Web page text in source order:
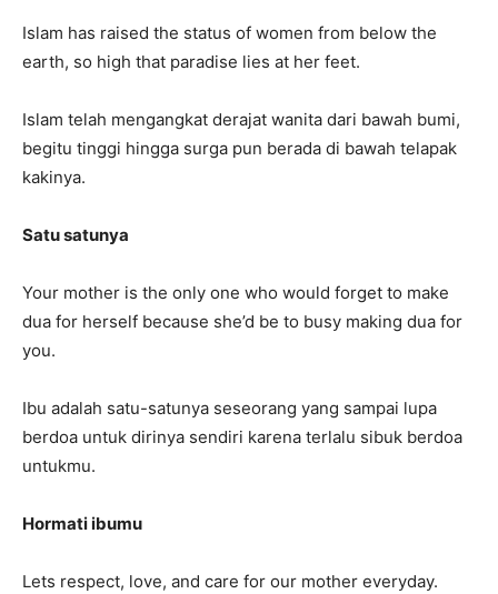
Islam has raised the status of women from below the
earth, so high that paradise lies at her feet.
Islam telah mengangkat derajat wanita dari bawah bumi,
begitu tinggi hingga surga pun berada di bawah telapak
kakinya.
Satu satunya
Your mother is the only one who would forget to make
dua for herself because she’d be to busy making dua for
you.
Ibu adalah satu-satunya seseorang yang sampai lupa
berdoa untuk dirinya sendiri karena terlalu sibuk berdoa
untukmu.
Hormati ibumu
Lets respect, love, and care for our mother everyday.